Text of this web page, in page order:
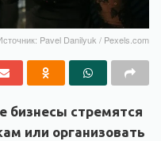
Pavel Danilyuk / Pexels.com
бизнесы стремятся
или организовать